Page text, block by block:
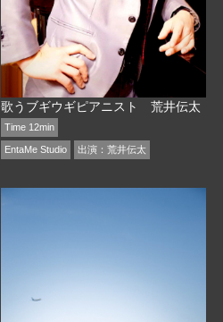
歌うブギウギピアニスト 荒井伝太
Time 12min
EntaMe Studio 出演： 荒井伝太